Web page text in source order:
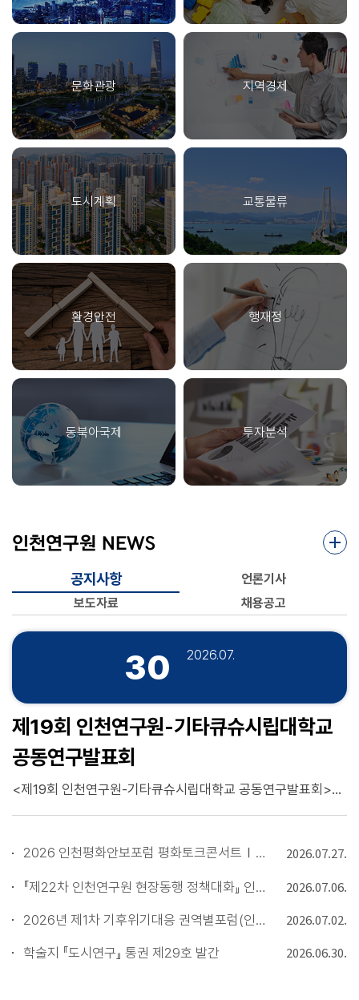
대 교류 지원, 문화산업 콘텐츠 협력, 그리고 역사와 미래 의제에 대한 공
동 협력을 통해 양국 국민 간 공감대를 형성해 나가는 것이 필요하다. 시간
축으로 보면, 중단기적으로 리스크 관리와 관계 안정화에 집중하고, 대화
채널의 제도화 및 수평적 협력 경쟁의 기반을 마련하며, 장기적으로는 신
뢰 자본을 축적해 안정적 발전과 ‘동태적 공존’으로 나아가는 단계적 경로
가 필요하다. » 연구의 한계와 향후 과제, 그리고 미래 물론 이 연구가 모든
것을 담아냈다고 말하기는 어렵다. 몇 가지 한계를 솔직하게 밝혀두고자
한다. 우선 빅데이터 분석의 시간적 범위가 2020년 1월부터 2025년 6월
까지로 비교적 짧아 수교 이후 장기적 구조 변화를 충분히 포착하는데 한
계가 있고, 한중 언론 분석에 서로 다른 토픽 모델을 적용해 양국 담론을 정
밀하게 비교하는 데도 방법론적 한계가 남는다. 전문가 인식조사도 각국 1
00명이라는 표본의 제약으로 전체 전문가 집단을 완벽하게 대표하거나
일반 국민 인식과는 차이가 있을 수 있다. 다만, 이러한 한계에도 불구하고
빅데이터 분석과 전문가 인식조사를 결합한 혼합형 연구 설계는 한중관계
연구에 데이터 기반 인식 연구라는 새로운 방법론적 지평을 열었다는 데
의미가 있다. 향후 분석 기간 확장과 방법론 정교화 등을 통한 후속 연구로
이어지길 기대한다. 한중관계의 미래는 과거로의 복귀가 아니다. 연구진이
제시하는 방향은 ‘관리형 정상화’, 즉 갈등을 전제로 하면서 충격이 확산하
지 않도록 안정적으로 관리하고 협력을 재설계하는 ‘동태적 공존’의 경로
다. 이 경로가 실현되기 위해서는 단순한 관계 개선 의지가 아니라, 안정적
인 위기관리 메커니즘과 소통 인프라를 얼마나 제도화하고, 상호 인식 격
차와 담론 비대칭을 얼마나 체계적으로 관리하느냐가 결정적이다. 이 연구
가 그 전략적 설계의 실증적 출발점이 되기를 바라며, 급변하는 국제환경
속에서 한중관계를 보다 현실적이고 장기적인 시각으로 바라볼 필요가 있
다는 점이 본 연구가 독자에게 전달하고자 하는 가장 중요한 메시지라고
할 수 있다.
로봇-센서-배터리-모빌리티가 연계되는 융합형 공급망 구축과 실증보조
금 제도화, 규제샌드박스 활성화가 필요하다. 인력 부문에서는 ROS 기반
SW･메카트로닉스･AI 제어 분야 전문 인재 양성을 위한 ‘국가 로봇 아카
데미’ 설립 및 대학-기업 연계형 고급 인력 공급 체계가 요구된다. 수요 측
면에서는 제조, 의료, 돌봄, 물류 등 주요 현장 중심의 로봇 도입 확대, 서비
스 로봇 렌탈･세제지원, 공공서비스 로봇 조달 확대가 요구된다. 반도체
산업은 3nm GAA, High-NA EUV, HBM 패키징 등 초격차 공정기술 확
보가 최우선 과제이며, AI･전력･차량용･국방용 시스템반도체 개발과 C
MP･고κ 절연막･SiC 등 핵심 소재･장비 자립이 병행돼야 한다. 산업생태
계 측면에서는 메모리-비메모리-패키징이 연계된 특화단지 구축과 팹리
스-OSAT-소재･장비 간 연동 생태계 조성이 필요하며, 설계 IP･EDA 공
유 플랫폼 구축도 포함된다. 인재 측면에서는 AI칩･차량용 반도체･EUV
공정 전문 인력 양성이 시급하고, 반도체 대학원･기업 실습 연계형 실무
교육체계가 요구된다. 수요 측면에서는 데이터센터･국방･자율주행･로봇
등 수요산업과의 연계 실증, 국산 AI 반도체의 공공 의무조달, 전략 제품
중심 수요창출 프로젝트가 핵심 과제로 추진해야 할 필요가 있다. » 우리의
대중국 전략: ‘초격차’를 넘어 ‘전략적 활용’으로 전환 이상 『첨단산업의 한
중 경쟁력 분석과 정책 방향』의 분석은 한중 산업 경쟁구도가 구조적 변곡
점에 도달했음을 시사한다. 한중 산업 경합성은 이제 첨단제조 분야로 전
환되었으며, 일부 분야에서는 규모, 속도, 정부지원 측면에서 한국이 직접
적으로 경쟁하기 어려운 단계에 진입하였다. 한중 간 산업분업구조는 수직
적 분업구조에서 수평적 경쟁 관계로 전환되면서, 기존 우리가 중국을 생
산기지･공급망 조달기지로 활용했던 전략은 더 이상 유효하지 않은 상황
이다. 또한 배터리, 전기차 등은 이미 제3국 시장에서 중국과 치열하게 경
쟁하고 있어, 단순히 제3국 시장으로 수출시장을 다변화하더라도 중국 대
비 경쟁력을 확보하기 어려운 실정이다. 이러한 구조적 변화 속에서 본 보
고서에서는 한국의 대중국 산업전략을 ‘초격차 전략’에서 ‘학습･축적 기반
터리, AI 기반 제조 등의 첨단 분야에서는 중국 기업과의 협력이 기술이전
설계될 필요가 있다. 기존의 대중국 투자 동기가 비용(Cost)이나 시장(M
arket)이었다면, 이제는 학습(Learning)과 역량 축적(Capability Accu
mulation) 동기로 전환하여 기술과 제품, 공정, 알고리즘을 빠르게 검증
하고 반복 실험할 수 있는 테스트베드로 활용할 필요가 있다. 동시에 기술
주권 확보와 첨단제조 생태계 구축을 위한 독자적 ‘K-제조 모델’ 마련이 긴
요하다. 초격차 기술 확보와 한국만이 만들 수 있는 깊이(Deep-Ecosyst
ation)’ 전략을 통해 ‘소재-부품-완성품’으로 이어지는 가치사슬 전반에서
AI 시대 ‘K-제조’만의 특화된 전략기술을 발굴하고, 신뢰 기반의 글로벌 공
급망을 선도하는 전략이 요구된다. 수요시장 창출을 통한 첨단산업 제조
생태계를 빠르게 구축하고, 글로벌 시장에서 중국과의 경합성 등을 고려하
으로, 한국의 산업정책은 중국과의 경쟁을 회피하기보다, 상호의존 속에
제조강국으로 인정하고, 업종별 밸류체인을 분석해 우리의 기술우위를 찾
략을 넘어 중국이 선점하려는 미래 생태계에서 우리의 자리를 확보하려는
략이 긴요하다. 중국의 기술･생산기반･데이터와 우리의 아이디어를 접목
것이다.
문화관광 지역경제
도시계획 교통물류
환경안전 행재정
동북아국제 투자분석
인천연구원 NEWS
공지사항
언론기사
보도자료
채용공고
30 2026.07.
제19회 인천연구원-기타큐슈시립대학교
공동연구발표회
<제19회 인천연구원-기타큐슈시립대학교 공동연구발표회>가 “지역사회 회복력 강화를 위한 안전문화와 재해대응”을 주제로 개최됩니다. 이번 공동연구발표회는 재난과 사회적 위험에 대한 지역사회의 대응 역량을 높이고, 안전문화 확산과 재난취약계층 보호를 위한 정책적 시사점을 모색하기 위해 마련되었습니다. 많은 관심 부탁드립니다. □ 개 요 ◯ 일 시: 8월 6일(목) 14:00~17:30 ◯ 장 소: 인천연구원 2층 대회의실 ◯ 주 제: 지역사회 회복력 강화를 위한 안전문화와 재해대응 ◯ 주 최: 인천연구원, 기타큐슈시립대학교 ◯ 운영방식: 한·일 순차통역 □ 프로그램 ○ 개회식 14:00~14:15 • 개회선언, 내빈소개, 진행순서 안내 • 인사말씀 - 환영사: 최계운(인천연구원장) - 답 사: 미나미 히로시(南 博, MINAMI HIROSHI 기타큐슈시립대학교 지역전략연구소 부소장, 교수) ○ 주제발표 1부 14:20~15:50 • 발표 1: 이웅(인천시사회서비스원 정책연구실 연구위원) - 인천광역시 주거전환 장애인의 지역사회 정착과정 및 지원방안 연구 • 발표 2: 후카야 히로이(深谷 裕, 기타큐슈시립대학교 지역전략연구소 지역창생학군 교수) - 지적장애 아동·성인 지원기관 내 성 관련 행동 현황 및 대응: 범죄 예방·권익 옹호의 관점에서 • 질의응답(10분) ○ 주제발표 2부 16:00~17:30 • 발표 1: 안승현(인천연구원 인천안전도시연구센터 초빙연구위원) - 인천광역시 재난안전 의식 제고를 위한 정책 신뢰 기반 실행전략 • 발표 2: 이승한(李乘漢, 기타큐슈시립대학교 지역전략연구소 특임교원) - 기타큐슈·고쿠라의 역사적 경험을 통한 지역 안전문화 형성에 관한 고찰 • 질의응답(10분)
2026 인천평화안보포럼 평화토크콘서트Ⅰ - 블라디미르 티코노프(박노자)편 2026.07.27.
『제22차 인천연구원 현장동행 정책대화』 인천지역 인천 물류산업 경쟁력 강화방안 2026.07.06.
2026년 제1차 기후위기대응 권역별포럼(인천) 2026.07.02.
학술지 『도시연구』 통권 제29호 발간 2026.06.30.